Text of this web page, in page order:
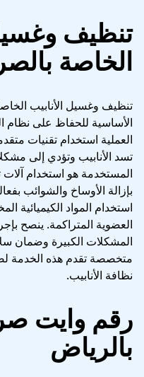
تنظيف
الخاصة
تنظيف وغسيل الأنابيب
الأساسية للحفاظ على
العملية استخدام تقنيات
تسد الأنابيب وتؤدي إلى
المستخدمة هو استخدام
بإزالة الأوساخ والشوائب
استخدام المواد الكيميائية
العضوية المتراكمة. ينصح
المشكلات الكبيرة
متخصصة تقدم هذه الخدمة
نظافة الأنابيب.
رقم وايت
بالرياض